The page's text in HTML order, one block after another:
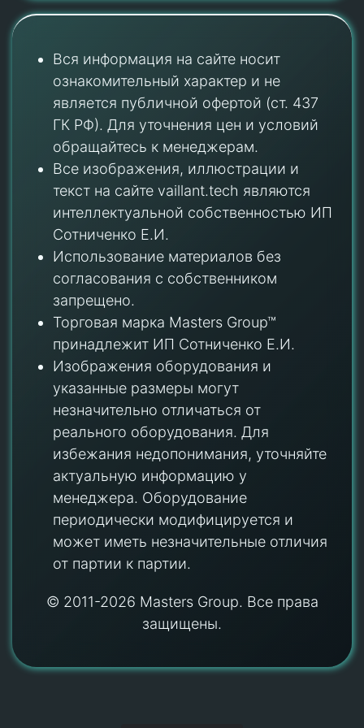
Вся информация на сайте носит
ознакомительный характер и не
является публичной офертой (ст. 437
ГК РФ). Для уточнения цен и условий
обращайтесь к менеджерам.
Все изображения, иллюстрации и
текст на сайте vaillant.tech являются
интеллектуальной собственностью ИП
Сотниченко Е.И.
Использование материалов без
согласования с собственником
запрещено.
Торговая марка Masters Group™
принадлежит ИП Сотниченко Е.И.
Изображения оборудования и
указанные размеры могут
незначительно отличаться от
реального оборудования. Для
избежания недопонимания, уточняйте
актуальную информацию у
менеджера. Оборудование
периодически модифицируется и
может иметь незначительные отличия
от партии к партии.
© 2011-2026 Masters Group. Все права
защищены.